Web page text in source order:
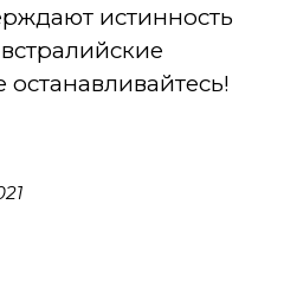
истинность